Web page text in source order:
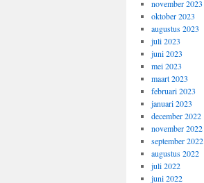
november 2023
oktober 2023
augustus 2023
juli 2023
juni 2023
mei 2023
maart 2023
februari 2023
januari 2023
december 2022
november 2022
september 2022
augustus 2022
juli 2022
juni 2022